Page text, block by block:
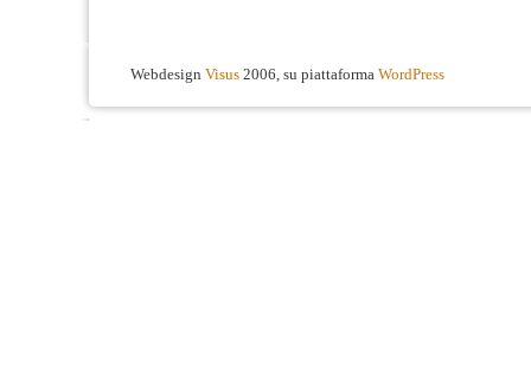
Webdesign Visus 2006, su piattaforma WordPress